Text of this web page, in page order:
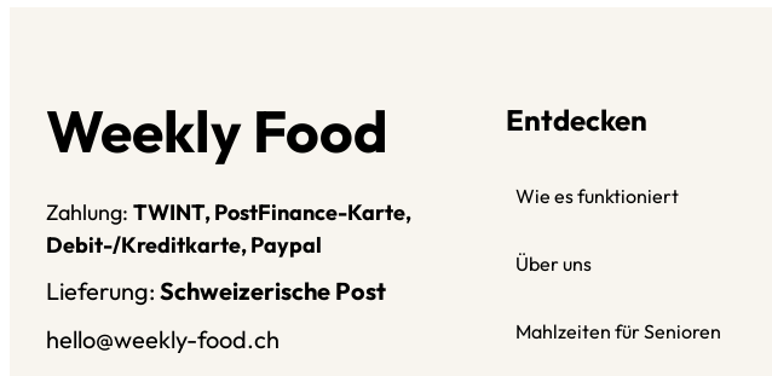
Weekly Food
Zahlung: TWINT, PostFinance-Karte,
Debit-/Kreditkarte, Paypal
Lieferung: Schweizerische Post
hello@weekly-food.ch
Entdecken
Wie es funktioniert
Über uns
Mahlzeiten für Senioren